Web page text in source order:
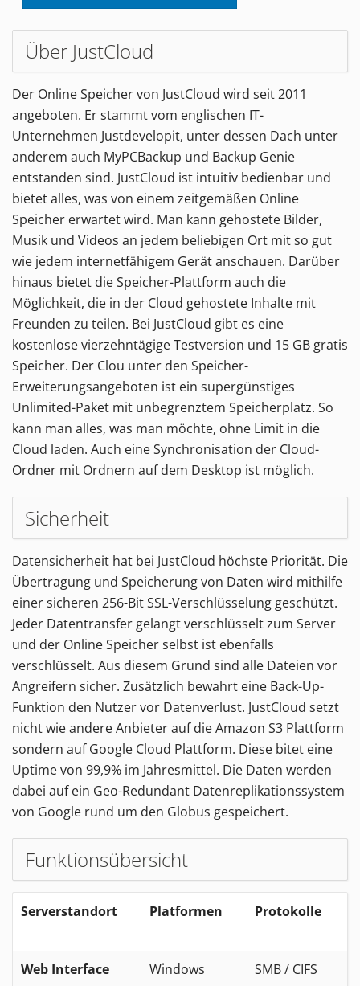
Über JustCloud
Der Online Speicher von JustCloud wird seit 2011
angeboten. Er stammt vom englischen IT-
Unternehmen Justdevelopit, unter dessen Dach unter
anderem auch MyPCBackup und Backup Genie
entstanden sind. JustCloud ist intuitiv bedienbar und
bietet alles, was von einem zeitgemäßen Online
Speicher erwartet wird. Man kann gehostete Bilder,
Musik und Videos an jedem beliebigen Ort mit so gut
wie jedem internetfähigem Gerät anschauen. Darüber
hinaus bietet die Speicher-Plattform auch die
Möglichkeit, die in der Cloud gehostete Inhalte mit
Freunden zu teilen. Bei JustCloud gibt es eine
kostenlose vierzehntägige Testversion und 15 GB gratis
Speicher. Der Clou unter den Speicher-
Erweiterungsangeboten ist ein supergünstiges
Unlimited-Paket mit unbegrenztem Speicherplatz. So
kann man alles, was man möchte, ohne Limit in die
Cloud laden. Auch eine Synchronisation der Cloud-
Ordner mit Ordnern auf dem Desktop ist möglich.
Sicherheit
Datensicherheit hat bei JustCloud höchste Priorität. Die
Übertragung und Speicherung von Daten wird mithilfe
einer sicheren 256-Bit SSL-Verschlüsselung geschützt.
Jeder Datentransfer gelangt verschlüsselt zum Server
und der Online Speicher selbst ist ebenfalls
verschlüsselt. Aus diesem Grund sind alle Dateien vor
Angreifern sicher. Zusätzlich bewahrt eine Back-Up-
Funktion den Nutzer vor Datenverlust. JustCloud setzt
nicht wie andere Anbieter auf die Amazon S3 Plattform
sondern auf Google Cloud Plattform. Diese bitet eine
Uptime von 99,9% im Jahresmittel. Die Daten werden
dabei auf ein Geo-Redundant Datenreplikationssystem
von Google rund um den Globus gespeichert.
Funktionsübersicht
Serverstandort Platformen Protokolle
Web Interface Windows SMB / CIFS